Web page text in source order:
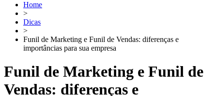
Home
>
Dicas
>
Funil de Marketing e Funil de Vendas: diferenças e
importâncias para sua empresa
Funil de Marketing e Funil de
Vendas: diferenças e